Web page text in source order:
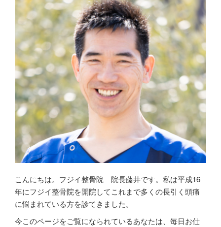
こんにちは。フジイ整骨院 院長藤井です。私は平成16
年にフジイ整骨院を開院してこれまで多くの長引く頭痛
に悩まれている方を診てきました。
今このページをご覧になられているあなたは、毎日お仕